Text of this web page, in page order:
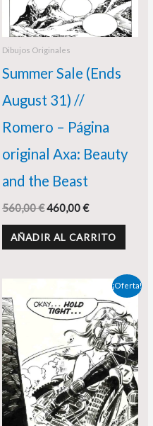
Dibujos Originales
Summer Sale (Ends
August 31) //
Romero – Página
original Axa: Beauty
and the Beast
560,00€460,00€
AÑADIR AL CARRITO
¡Oferta!
precio
original
era:
350,00 €.
precio
actual
es:
320,00 €.